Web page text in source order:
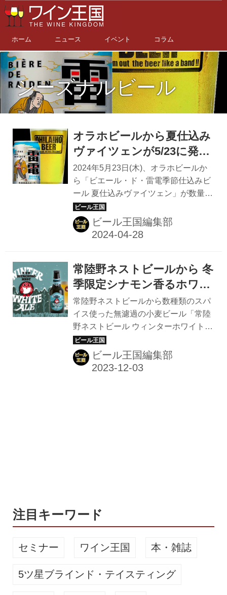
ホーム ニュース イベント コラム
シーズナルビール
オラホビールから夏仕込み
ヴァイツェンが5/23に発売
開始
2024年5月23日(木)、オラホビールか
ら「ビエール・ド・雷電季節仕込みビ
ール 夏仕込みヴァイツェン」が数量限
定で発売開始。毎年恒例のシーズナル
ビールで、夏の暑さでほてった体をク
ールダウンしよう！ やさしい味わいな
をコンセプトに、年に5回(春夏秋冬＋
シークレットビール)リリースされる、
節に合ったビアスタイルで造られてお
り、夏に登場するのは小麦麦芽を50％
以上使用したドイツの伝統的な白ビー
ル・ヴァイツェンだ。 バナナのような
フルーティーな香りと、クローブのよ
うなほんのりスパイシーな香...
ビール王国編集部
常陸野ネストビールから 冬
季限定シナモン香るホワイ
トエールが 12月上旬に新発
売！
常陸野ネストビールから数種類のスパ
イス使った無濾過の小麦ビール「常陸
野ネストビール ウィンターホワイトエ
ール」が、12月上旬より数量限定で販
売される。フルーティーなアロマと小
麦麦芽による爽やかな酸味、シナモン
ことで...
ビール王国編集部
注目キーワード
セミナー ワイン王国 本・雑誌
5ツ星ブラインド・テイスティング